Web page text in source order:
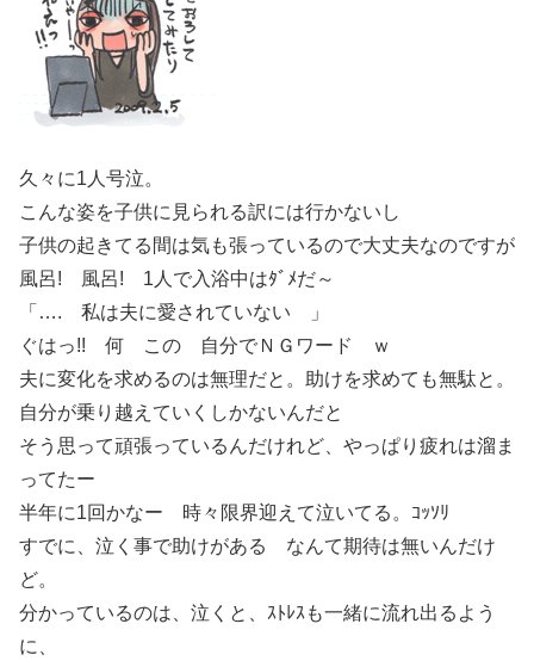
久々に1人号泣。
こんな姿を子供に見られる訳には行かないし
子供の起きてる間は気も張っているので大丈夫なのですが
風呂! 風呂! 1人で入浴中はﾀﾞﾒだ～
「…. 私は夫に愛されていない 」
ぐはっ!! 何 この 自分でＮＧワード ｗ
夫に変化を求めるのは無理だと。助けを求めても無駄と。
自分が乗り越えていくしかないんだと
そう思って頑張っているんだけれど、やっぱり疲れは溜ま
ってたー
半年に1回かなー 時々限界迎えて泣いてる。ｺｯｿﾘ
すでに、泣く事で助けがある なんて期待は無いんだけ
ど。
分かっているのは、泣くと、ｽﾄﾚｽも一緒に流れ出るよう
に、